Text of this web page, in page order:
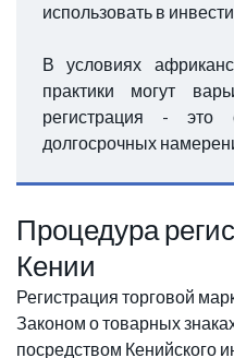
использовать в
В условиях
практики могут
регистрация - это
долгосрочных
Процедура
Кении
Регистрация торговой
Законом о товарных
посредством Кенийского